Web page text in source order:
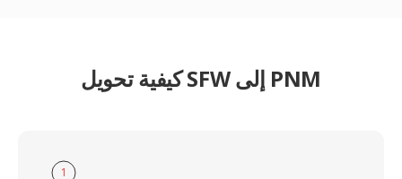
كيفية تحويل SFW إلى PNM
1